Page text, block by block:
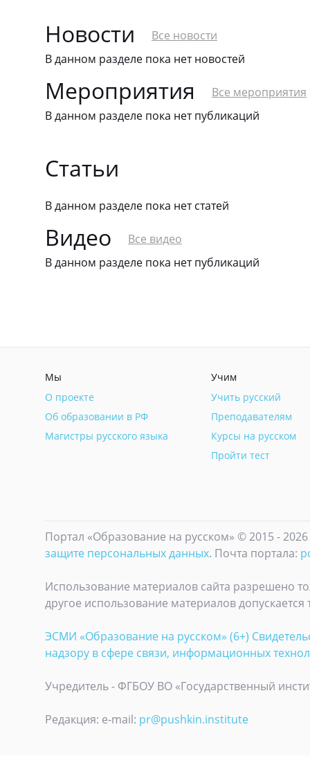
Новости
Все новости
В данном разделе пока нет новостей
Мероприятия
Все мероприятия
В данном разделе пока нет публикаций
Статьи
В данном разделе пока нет статей
Видео
Все видео
В данном разделе пока нет публикаций
Мы
О проекте
Об образовании в РФ
Магистры русского языка
Учим
Учить русский
Преподавателям
Курсы на русском
Пройти тест
Портал «Образование на русском» © 2015 -
защите персональных данных. Почта портала:
Использование материалов сайта разрешено
другое использование материалов
ЭСМИ «Образование на русском» (6+)
надзору в сфере связи, информационных
Учредитель - ФГБОУ ВО «Государственный
Редакция: e-mail: pr@pushkin.institute